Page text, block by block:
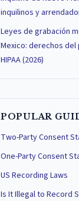
inquilinos y
Leyes de grabación
Mexico: derechos
HIPAA (2026)
POPULAR
Two-Party Consent
One-Party Consent
US Recording Laws
Is It Illegal to Record